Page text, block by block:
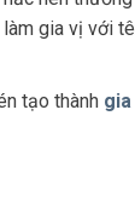
gia vị với
tạo thành